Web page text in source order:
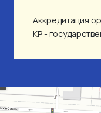
Аккредитация
КР -